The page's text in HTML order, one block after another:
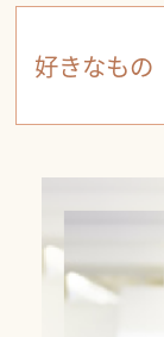
好きなもの